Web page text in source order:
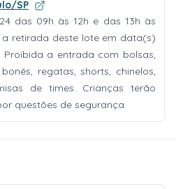
SP
das 09h às 12h e das 13h às
a retirada deste lote em data(s)
a entrada com bolsas,
regatas, shorts, chinelos,
de times. Crianças terão
questões de segurança.